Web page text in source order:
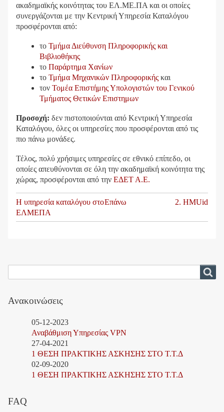
ακαδημαϊκής κοινότητας του ΕΛ.ΜΕ.ΠΑ και οι οποίες
συνεργάζονται με την Κεντρική Υπηρεσία Καταλόγου
προσφέρονται από:
το Τμήμα Διεύθυνση Πληροφορικής και
Βιβλιοθήκης
το Παράρτημα Χανίων
το Τμήμα Μηχανικών Πληροφορικής και
τον Τομέα Επιστήμης Υπολογιστών του Γενικού
Τμήματος Θετικών Επιστημων
Προσοχή: δεν πιστοποιούνται από Κεντρική Υπηρεσία
Καταλόγου, όλες οι υπηρεσίες που προσφέρονται από τις
πιο πάνω μονάδες.
Τέλος, πολύ χρήσιμες υπηρεσίες σε εθνικό επίπεδο, οι
οποίες απευθύνονται σε όλη την ακαδημαϊκή κοινότητα της
χώρας, προσφέρονται από την ΕΔΕΤ Α.Ε.
Book
traversal
Η
καταλόγου
ΕΛΜΕΠΑ
Η υπηρεσία καταλόγου στο
ΕΛΜΕΠΑ
Επάνω 2. HMUid
Ανακοινώσεις
05-12-2023
Αναβάθμιση Υπηρεσίας VPN
27-04-2021
1 ΘΕΣΗ ΠΡΑΚΤΙΚΗΣ ΑΣΚΗΣΗΣ ΣΤΟ Τ.Τ.Δ
02-09-2020
1 ΘΕΣΗ ΠΡΑΚΤΙΚΗΣ ΑΣΚΗΣΗΣ ΣΤΟ Τ.Τ.Δ
FAQ